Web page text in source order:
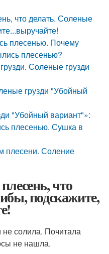
что делать. Соленые
плесенью. Почему
плесенью?
Соленые грузди
грузди "Убойный
"Убойный вариант"»:
плесенью. Сушка в
плесени. Соление
что
подскажите,
солила. Почитала
не нашла.